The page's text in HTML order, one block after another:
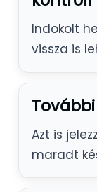
Indokolt
vissza is
Azt is
maradt